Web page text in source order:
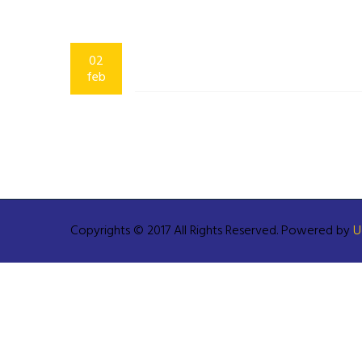
02
feb
Copyrights © 2017 All Rights Reserved. Powered by